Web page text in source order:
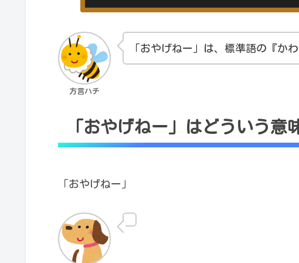
方言ハチ
「おやげねー」は、標準語の『か
「おやげねー」はどういう意
「おやげねー」